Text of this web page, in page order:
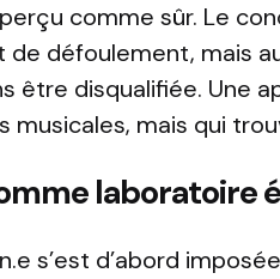
comme sûr. Le
de défoulement, mais
être disqualifiée. Une
musicales, mais qui
laboratoire
s’est d’abord